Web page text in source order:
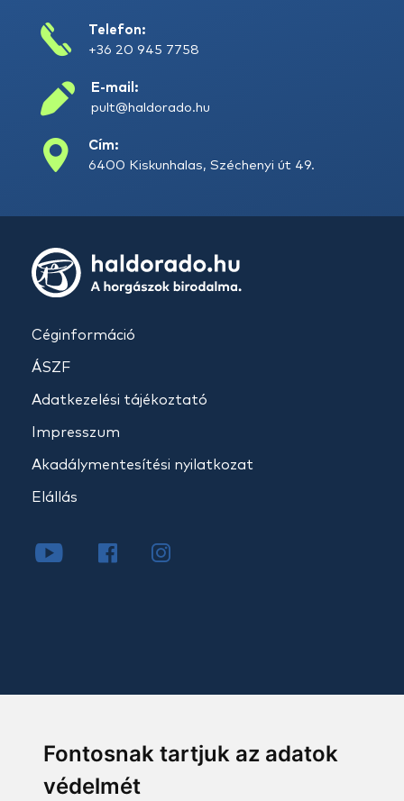
Fontosnak tartjuk az adatok
védelmét
Telefon:
+36 20 945 7758
E-mail:
pult@haldorado.hu
Cím:
6400 Kiskunhalas, Széchenyi út 49.
Céginformáció
ÁSZF
Adatkezelési tájékoztató
Impresszum
Akadálymentesítési nyilatkozat
Elállás